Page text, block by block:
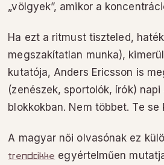
„völgyek”, amikor a
Ha ezt a ritmust tiszteled,
megszakítatlan munka),
kutatója, Anders Ericsson is
(zenészek, sportolók, írók)
blokkokban. Nem többet. Te
A magyar női olvasónak ez
trendcikke egyértelműen